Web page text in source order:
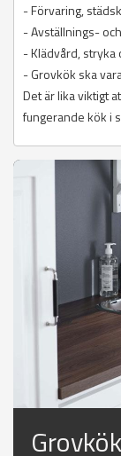
- Förvaring,
- Avställnings-
- Klädvård,
- Grovkök ska
Det är lika viktigt
fungerande kök i